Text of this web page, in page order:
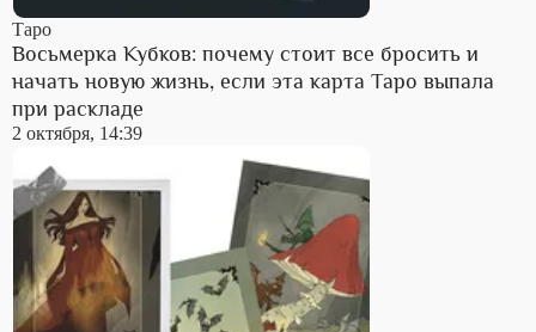
Таро
Восьмерка Кубков: почему стоит все бросить и
начать новую жизнь, если эта карта Таро выпала
при раскладе
2 октября, 14:39